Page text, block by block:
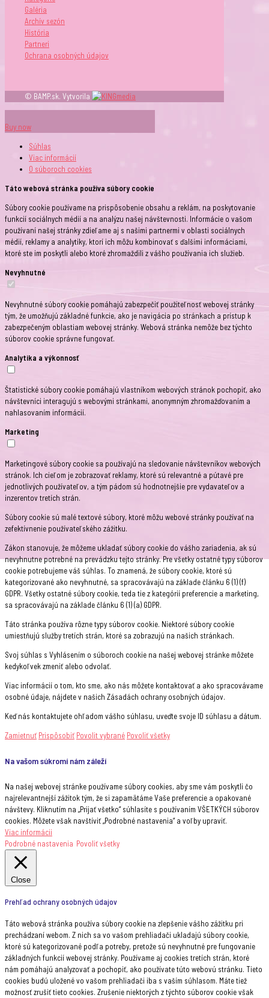
Galéria
Archív sezón
História
Partneri
Ochrana osobných údajov
© BAMP.sk. Vytvorila
Buy now
Súhlas
Viac informácií
O súboroch cookies
Táto webová stránka používa súbory cookie
Súbory cookie používame na prispôsobenie obsahu a reklám, na poskytovanie
funkcií sociálnych médií a na analýzu našej návštevnosti. Informácie o vašom
používaní našej stránky zdieľame aj s našimi partnermi v oblasti sociálnych
médií, reklamy a analytiky, ktorí ich môžu kombinovať s ďalšími informáciami,
ktoré ste im poskytli alebo ktoré zhromaždili z vášho používania ich služieb.
Nevyhnutné
Nevyhnutné súbory cookie pomáhajú zabezpečiť použiteľnosť webovej stránky
tým, že umožňujú základné funkcie, ako je navigácia po stránkach a prístup k
zabezpečeným oblastiam webovej stránky. Webová stránka nemôže bez týchto
súborov cookie správne fungovať.
Analytika a výkonnosť
Štatistické súbory cookie pomáhajú vlastníkom webových stránok pochopiť, ako
návštevníci interagujú s webovými stránkami, anonymným zhromažďovaním a
nahlasovaním informácií.
Marketing
Marketingové súbory cookie sa používajú na sledovanie návštevníkov webových
stránok. Ich cieľom je zobrazovať reklamy, ktoré sú relevantné a pútavé pre
jednotlivých používateľov, a tým pádom sú hodnotnejšie pre vydavateľov a
inzerentov tretích strán.
Súbory cookie sú malé textové súbory, ktoré môžu webové stránky používať na
zefektívnenie používateľského zážitku.
Zákon stanovuje, že môžeme ukladať súbory cookie do vášho zariadenia, ak sú
nevyhnutne potrebné na prevádzku tejto stránky. Pre všetky ostatné typy súborov
cookie potrebujeme váš súhlas. To znamená, že súbory cookie, ktoré sú
kategorizované ako nevyhnutné, sa spracovávajú na základe článku 6 (1) (f)
GDPR. Všetky ostatné súbory cookie, teda tie z kategórií preferencie a marketing,
sa spracovávajú na základe článku 6 (1) (a) GDPR.
Táto stránka používa rôzne typy súborov cookie. Niektoré súbory cookie
umiestňujú služby tretích strán, ktoré sa zobrazujú na našich stránkach.
Svoj súhlas s Vyhlásením o súboroch cookie na našej webovej stránke môžete
kedykoľvek zmeniť alebo odvolať.
Viac informácií o tom, kto sme, ako nás môžete kontaktovať a ako spracovávame
osobné údaje, nájdete v našich Zásadách ochrany osobných údajov.
Keď nás kontaktujete ohľadom vášho súhlasu, uveďte svoje ID súhlasu a dátum.
Zamietnuť Prispôsobiť Povolit vybrané Povoliť všetky
Na vašom súkromí nám záleží
Na našej webovej stránke používame súbory cookies, aby sme vám poskytli čo
najrelevantnejší zážitok tým, že si zapamätáme Vaše preferencie a opakované
návštevy. Kliknutím na „Prijať všetko“ súhlasíte s používaním VŠETKÝCH súborov
cookies. Môžete však navštíviť „Podrobné nastavenia“ a voľby upraviť.
Viac informácii
Podrobné nastavenia Povoliť všetky
Close
Prehľad ochrany osobných údajov
Táto webová stránka používa súbory cookie na zlepšenie vášho zážitku pri
prechádzaní webom. Z nich sa vo vašom prehliadači ukladajú súbory cookie,
ktoré sú kategorizované podľa potreby, pretože sú nevyhnutné pre fungovanie
základných funkcií webovej stránky. Používame aj cookies tretích strán, ktoré
nám pomáhajú analyzovať a pochopiť, ako používate túto webovú stránku. Tieto
cookies budú uložené vo vašom prehliadači iba s vaším súhlasom. Máte tiež
možnosť zrušiť tieto cookies. Zrušenie niektorých z týchto súborov cookie však